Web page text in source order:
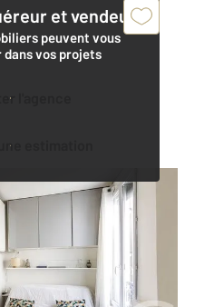
et vendeur,
peuvent vous
dans vos projets
l'agence
une estimation
à vendre
€